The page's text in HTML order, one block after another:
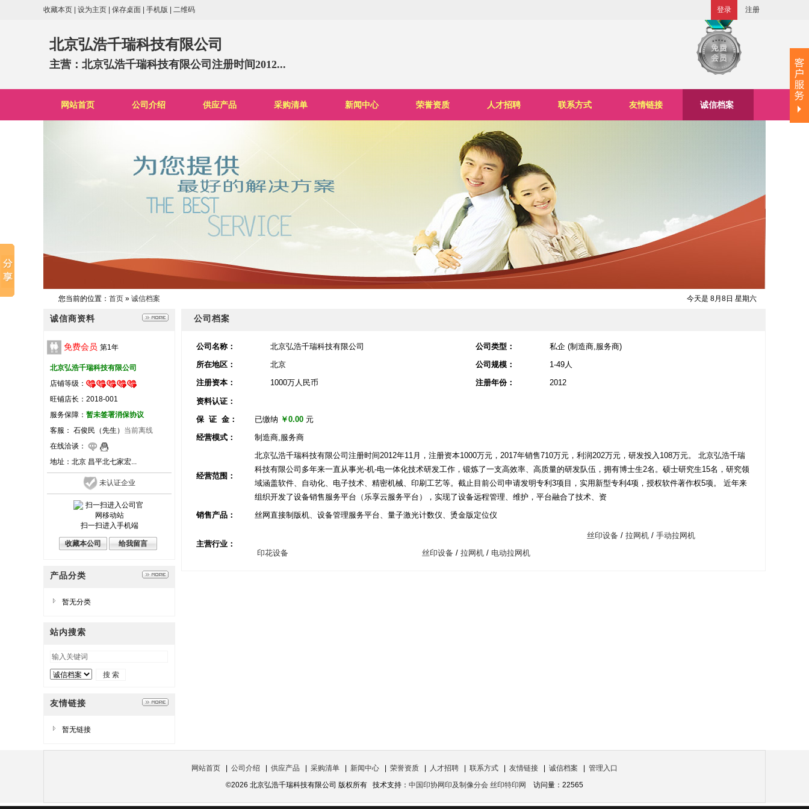
收藏本页 设为主页 保存桌面 手机版 二维码 登录 注册
北京弘浩千瑞科技有限公司
主营：北京弘浩千瑞科技有限公司注册时间2012...
网站首页 公司介绍 供应产品 采购清单 新闻中心 荣誉资质 人才招聘 联系方式 友情链接 诚信档案
今天是 8月8日 星期六
您当前的位置： 首页 » 诚信档案
诚信商资料
免费会员 第1 年
北京弘浩千瑞科技有限公司
店铺等级：
旺铺店长：2018-001
服务保障： 暂未签署消保协议
客服： 石俊民（先生） 当前离线
在线洽谈：
地址： 北京 昌平北七家宏...
未认证企业
扫一扫进入手机端
收藏本公司 给我留言
产品分类
暂无分类
站内搜索
友情链接
暂无链接
公司档案
公司名称： 北京弘浩千瑞科技有限公司 公司类型：
私企 (制造商,服务商)
所在地区：
北京 公司规模：
1-49人
注册资本：
1000万人民币 注册年份： 2012
资料认证：
保 证 金：
已缴纳 ￥0.00元
经营模式：
制造商,服务商
经营范围：
北京弘浩千瑞科技有限公司注册时间2012年11月，注册资本1000万元，2017年销售710万元，利润202万元，研发投入108万元。 北京弘浩千瑞
科技有限公司多年来一直从事光-机-电一体化技术研发工作，锻炼了一支高效率、高质量的研发队伍，拥有博士生2名。硕士研究生15名，研究领
域涵盖软件、自动化、电子技术、精密机械、印刷工艺等。截止目前公司申请发明专利3项目，实用新型专利4项，授权软件著作权5项。 近年来
组织开发了设备销售服务平台（乐享云服务平台），实现了设备远程管理、维护，平台融合了技术、资
销售产品：
丝网直接制版机、设备管理服务平台、量子激光计数仪、烫金版定位仪
主营行业：
丝印设备 / 拉网机/ 手动拉网机
印花设备
丝印设备 / 拉网机/ 电动拉网机
网站首页 公司介绍 供应产品 采购清单 新闻中心 荣誉资质 人才招聘 联系方式 友情链接 诚信档案
管理入口
©2026 北京弘浩千瑞科技有限公司 版权所有 技术支持： 中国印协网印及制像分会 丝印特印网 访问量：22565